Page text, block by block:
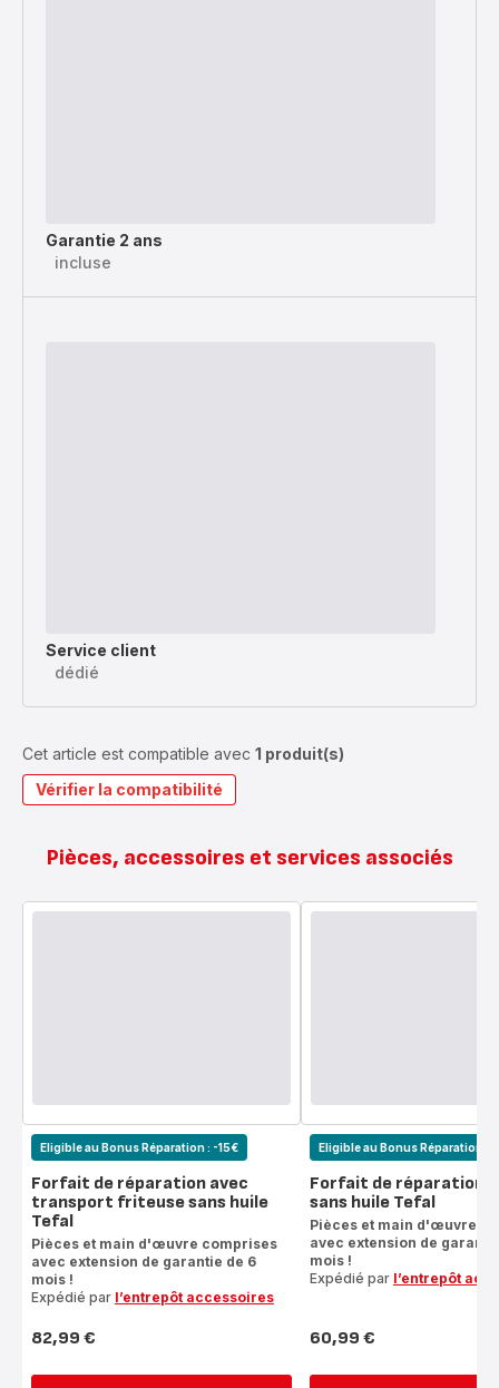
Garantie 2 ans
incluse
Service client
dédié
Cet article est compatible avec 1 produit(s)
Vérifier la compatibilité
Pièces, accessoires et services associés
Eligible au Bonus Réparation : -15€
Forfait de réparation avec
transport friteuse sans huile
Tefal
Pièces et main d'œuvre comprises
avec extension de garantie de 6
mois !
Expédié par l’entrepôt accessoires
Prix
82,99 €
Eligible au Bonus Réparation : -
Forfait de réparation
sans huile Tefal
Pièces et main d'œuvre
avec extension de
mois !
Expédié par l’entrepôt
Prix
60,99 €